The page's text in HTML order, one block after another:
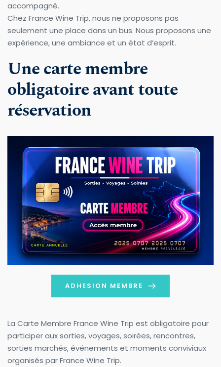
accompagné.
Chez France Wine Trip, nous ne proposons pas
seulement une place dans un bus. Nous proposons une
expérience, une ambiance et un état d’esprit.
Une carte membre
obligatoire avant toute
réservation
ADHESION MEMBRE
La Carte Membre France Wine Trip est obligatoire pour
participer aux sorties, voyages, soirées, rencontres,
sorties marchés, événements et moments conviviaux
organisés par France Wine Trip.